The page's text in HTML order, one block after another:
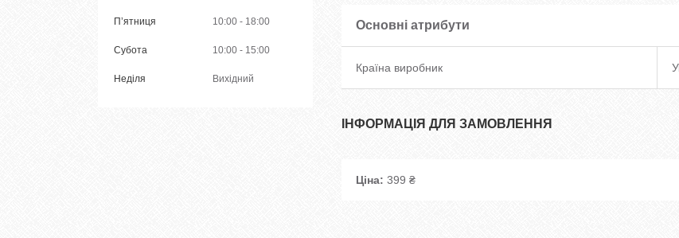
Основні атрибути
Країна виробник
ІНФОРМАЦІЯ ДЛЯ ЗАМОВЛЕННЯ
Ціна: 399 ₴
Пʼятниця 10:00 18:00
Субота 10:00 15:00
Неділя Вихідний